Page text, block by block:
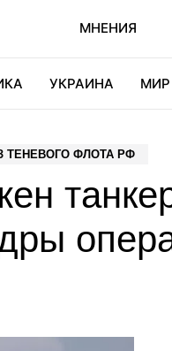
МНЕНИЯ
УКРАИНА МИР
ТЕНЕВОГО ФЛОТА РФ